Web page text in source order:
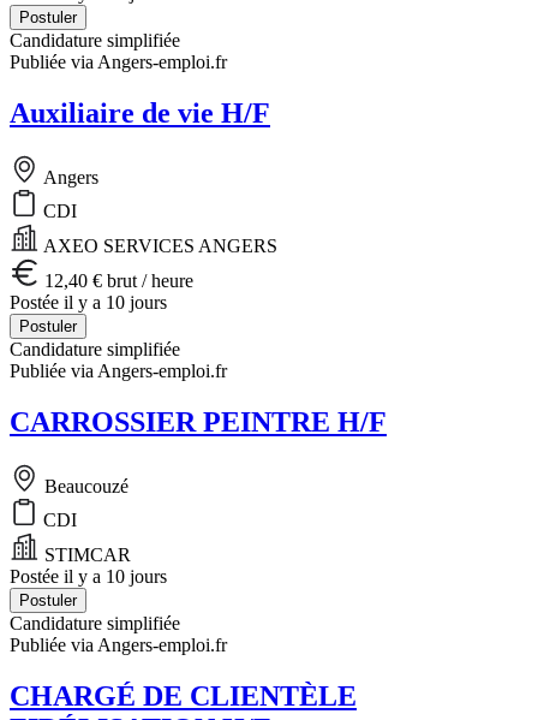
Postuler
Candidature simplifiée
Publiée via Angers-emploi.fr
Auxiliaire de vie H/F
Angers
CDI
AXEO SERVICES ANGERS
12,40 € brut / heure
Postée il y a 10 jours
Postuler
Candidature simplifiée
Publiée via Angers-emploi.fr
CARROSSIER PEINTRE H/F
Beaucouzé
CDI
STIMCAR
Postée il y a 10 jours
Postuler
Candidature simplifiée
Publiée via Angers-emploi.fr
CHARGÉ DE CLIENTÈLE